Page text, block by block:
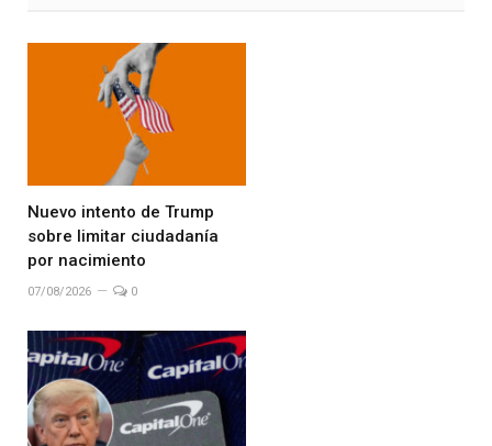
Nuevo intento de Trump
sobre limitar ciudadanía
por nacimiento
07/08/2026 0